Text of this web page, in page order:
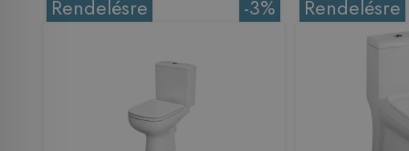
-3%
Rendelésre Rendelésre